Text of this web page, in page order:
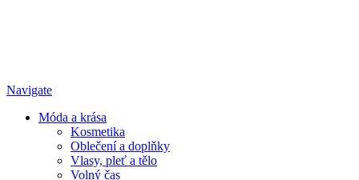
Navigate
Móda a krása
Kosmetika
Oblečení a doplňky
Vlasy, pleť a tělo
Volný čas